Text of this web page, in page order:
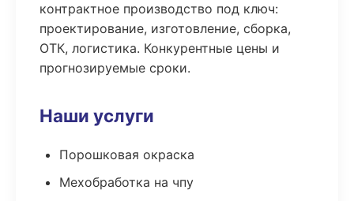
контрактное производство под ключ:
проектирование, изготовление, сборка,
ОТК, логистика. Конкурентные цены и
прогнозируемые сроки.
Наши услуги
Порошковая окраска
Мехобработка на чпу